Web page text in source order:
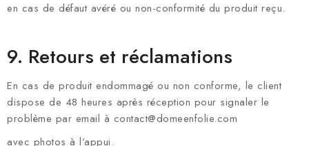
en cas de défaut avéré ou non-conformité du produit reçu.
9. Retours et réclamations
En cas de produit endommagé ou non conforme, le client
dispose de 48 heures après réception pour signaler le
problème par email à contact@domeenfolie.com
avec photos à l’appui.